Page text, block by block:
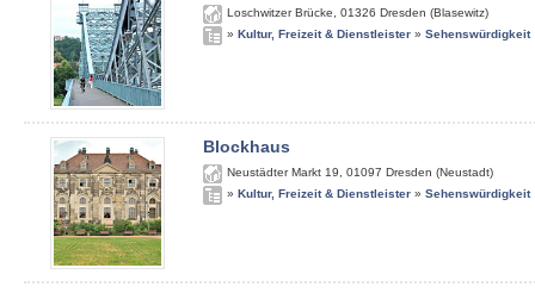
Loschwitzer Brücke 01326 Dresden (Blasewitz)
» Kultur, Freizeit & Dienstleister » Sehenswürdigkeit
Blockhaus
Neustädter Markt 19 01097 Dresden (Neustadt)
» Kultur, Freizeit & Dienstleister » Sehenswürdigkeit